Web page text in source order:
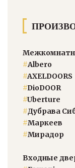
#Albero
#AXELDOORS
#DioDOOR
#Uberture
#Дубрава
#Маркеев
#Мирадор
Входные